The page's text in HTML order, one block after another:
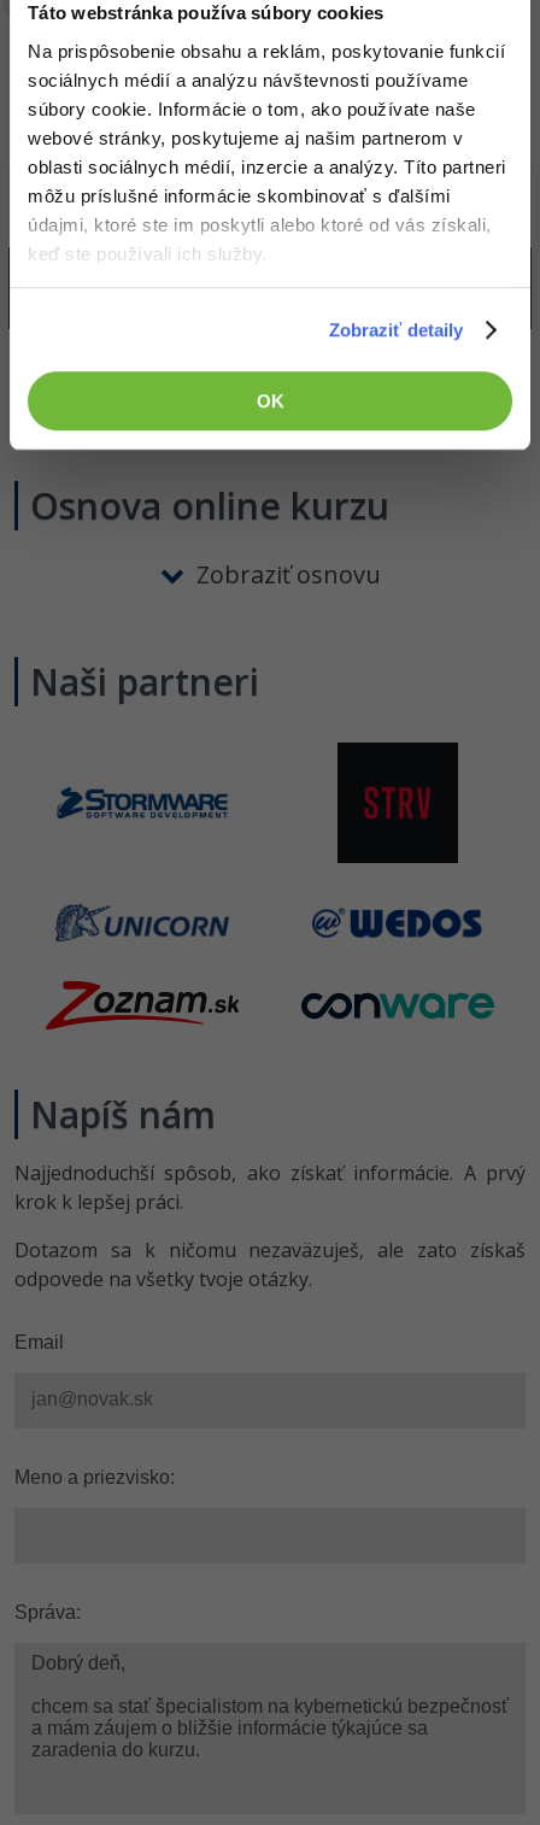
Táto webstránka používa súbory cookies
Na prispôsobenie obsahu a reklám, poskytovanie funkcií
sociálnych médií a analýzu návštevnosti používame
súbory cookie. Informácie o tom, ako používate naše
webové stránky, poskytujeme aj našim partnerom v
oblasti sociálnych médií, inzercie a analýzy. Títo partneri
môžu príslušné informácie skombinovať s ďalšími
údajmi, ktoré ste im poskytli alebo ktoré od vás získali,
keď ste používali ich služby.
Zobraziť detaily
OK
Pomôžeme ti naštartovať novú kariéru.
Dostaneš tipy, ako napísať životopis a ako sa
pripraviť na pohovor. Nemusíš sa obávať,
všetko ťa naučíme!
Máš ku kurzu otázky?Zavolaj nám!
220 512 077
CHCEM KURZ S DOTÁCIOU 100 %
Osnova online kurzu
Zobraziť osnovu
Naši partneri
Napíš nám
Najjednoduchší spôsob, ako získať informácie. A prvý
krok k lepšej práci.
Dotazom sa k ničomu nezaväzuješ, ale zato získaš
odpovede na všetky tvoje otázky.
Email
Meno a priezvisko:
Správa: